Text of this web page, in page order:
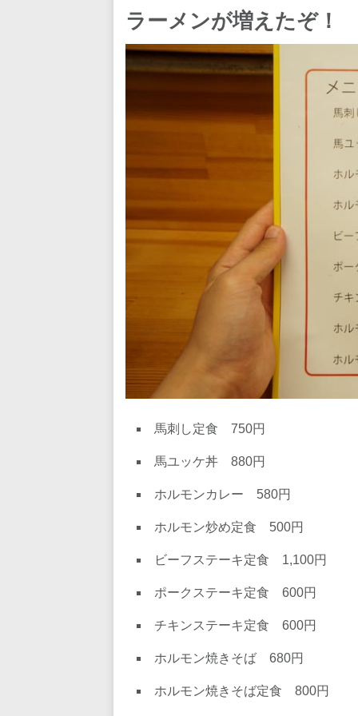
ラーメンが増えたぞ！
馬刺し定食 750円
馬ユッケ丼 880円
ホルモンカレー 580円
ホルモン炒め定食 500円
ビーフステーキ定食 1,100円
ポークステーキ定食 600円
チキンステーキ定食 600円
ホルモン焼きそば 680円
ホルモン焼きそば定食 800円